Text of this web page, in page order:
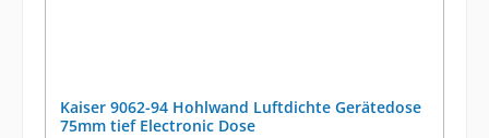
Kaiser 9062-94 Hohlwand Luftdichte Gerätedose
75mm tief Electronic Dose